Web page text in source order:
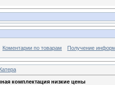
Коментарии по товарам Получение
Катера
комплектация низкие цены